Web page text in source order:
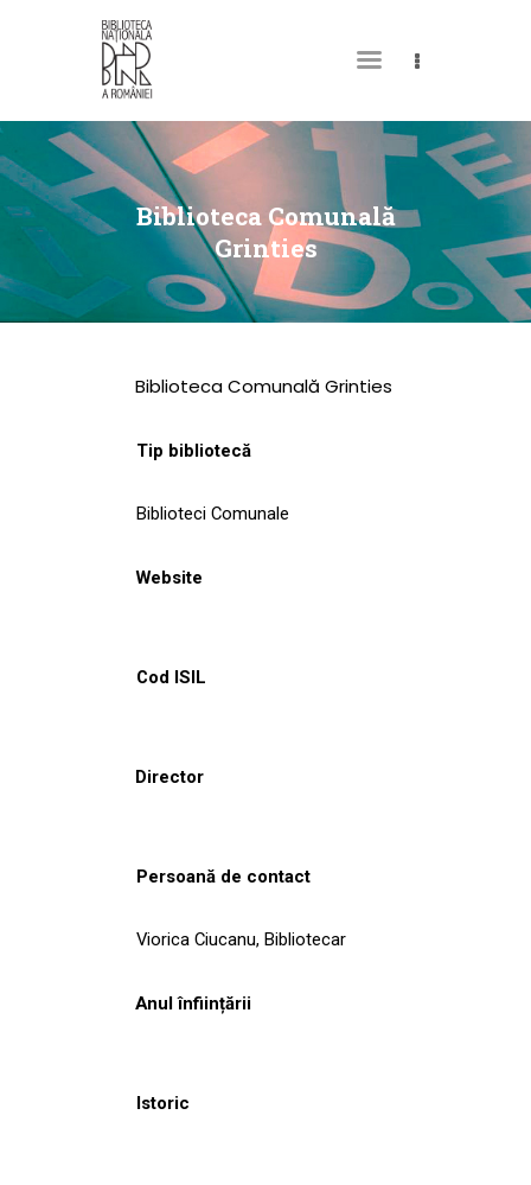
Biblioteca Comunală
Grinties
DESPRE NOI
PERMISUL MEU DE
BIBLIOTECĂ
CATALOAGE ȘI
COLECȚII
CULTURALE
NOUTĂȚI
Biblioteca Comunală Grinties
Tip bibliotecă
Biblioteci Comunale
Website
Cod ISIL
Director
Persoană de contact
Viorica Ciucanu, Bibliotecar
Anul înființării
Istoric